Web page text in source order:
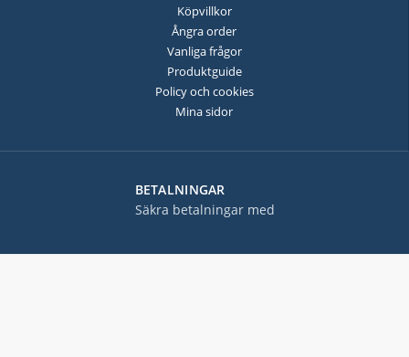
BETALNINGAR
Säkra betalningar med
Köpvillkor
Ångra order
Vanliga frågor
Produktguide
Policy och cookies
Mina sidor